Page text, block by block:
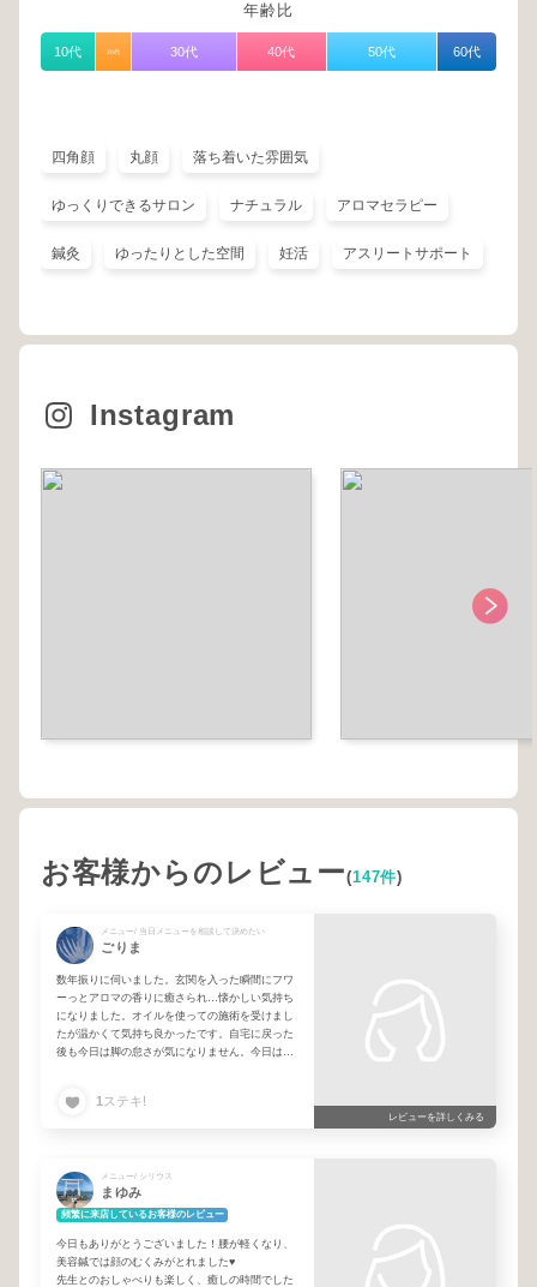
年齢比
10代 20代 30代 40代 50代 60代
四角顔 丸顔 落ち着いた雰囲気
ゆっくりできるサロン ナチュラル アロマセラピー
鍼灸 ゆったりとした空間 妊活 アスリートサポート
Instagram
お客様からのレビュー(147件)
メニュー/ 当日メニューを相談して決めたい
ごりま
数年振りに伺いました。玄関を入った瞬間にフワ
ーっとアロマの香りに癒さられ…懐かしい気持ち
になりました。オイルを使っての施術を受けまし
たが温かくて気持ち良かったです。自宅に戻った
後も今日は脚の怠さが気になりません。今日はお
1 ステキ!
レビューを詳しくみる
メニュー/ シリウス
まゆみ
頻繁に来店しているお客様のレビュー
今日もありがとうございました！腰が軽くなり、
美容鍼では顔のむくみがとれました♥
先生とのおしゃべりも楽しく、癒しの時間でした